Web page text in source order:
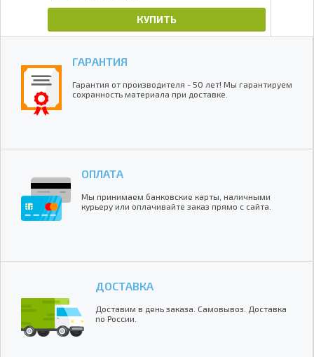
КУПИТЬ
ГАРАНТИЯ
Гарантия от производителя - 50 лет! Мы гарантируем
сохранность материала при доставке.
ОПЛАТА
Мы принимаем банковские карты, наличными
курьеру или оплачивайте заказ прямо с сайта.
ДОСТАВКА
Доставим в день заказа. Самовывоз. Доставка
по России.